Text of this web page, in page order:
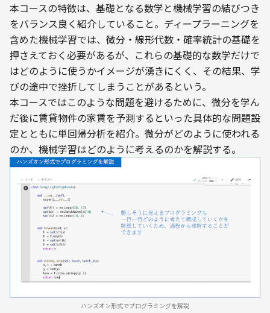
本コースの特徴は、基礎となる数学と機械学習の結びつき
をバランス良く紹介していること。ディープラーニングを
含めた機械学習では、微分・線形代数・確率統計の基礎を
押さえておく必要があるが、これらの基礎的な数学だけで
はどのように使うかイメージが湧きにくく、その結果、学
びの途中で挫折してしまうことがあるという。
本コースではこのような問題を避けるために、微分を学ん
だ後に賃貸物件の家賃を予測するといった具体的な問題設
定とともに単回帰分析を紹介。微分がどのように使われる
のか、機械学習はどのように考えるのかを解説する。
ハンズオン形式でプログラミングを解説